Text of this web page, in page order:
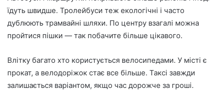
їдуть швидше. Тролейбуси теж екологічні і часто
дублюють трамвайні шляхи. По центру взагалі можна
пройтися пішки — так побачите більше цікавого.
Влітку багато хто користується велосипедами. У місті є
прокат, а велодоріжок стає все більше. Таксі завжди
залишається варіантом, якщо час дорожче за гроші.